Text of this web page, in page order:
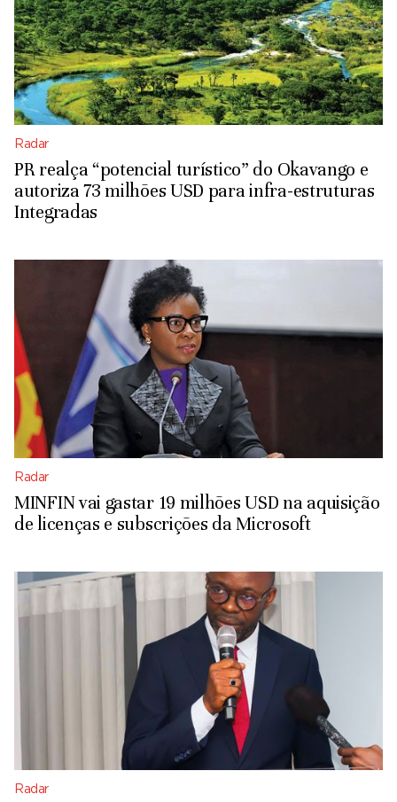
Radar
PR realça “potencial turístico” do Okavango e
autoriza 73 milhões USD para infra-estruturas
Integradas
Radar
MINFIN vai gastar 19 milhões USD na aquisição
de licenças e subscrições da Microsoft
Radar